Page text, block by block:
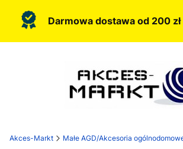
Darmowa dostawa od 200 zł
Akces-Markt Małe AGD/Akcesoria